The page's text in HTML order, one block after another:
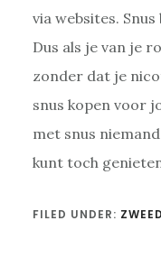
via websites.
Dus als je van je
zonder dat je
snus kopen voor
met snus
kunt toch
FILED UNDER: